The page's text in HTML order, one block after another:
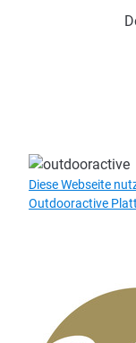
Diese Webseite
Outdooractive